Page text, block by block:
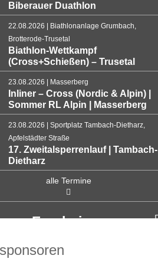
Biberauer Duathlon
22.08.2026 | Biathlonanlage Grumbach,
Brotterode-Trusetal
Biathlon-Wettkampf
(Cross+Schießen) – Trusetal
23.08.2026 | Masserberg
Inliner – Cross (Nordic & Alpin) |
Sommer RL Alpin | Masserberg
23.08.2026 | Sportplatz Tambach-Dietharz,
Apfelstädter Straße
17. Zweitalsperrenlauf | Tambach-
Dietharz
alle Termine
Ergebnisse